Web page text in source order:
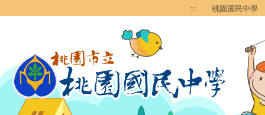
::: 桃園國民中學